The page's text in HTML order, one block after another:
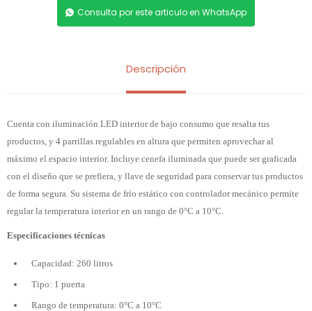
Consulta por este articulo en WhatsApp
Descripción
Cuenta con iluminación LED interior de bajo consumo que resalta tus
productos, y 4 parrillas regulables en altura que permiten aprovechar al
máximo el espacio interior. Incluye cenefa iluminada que puede ser graficada
con el diseño que se prefiera, y llave de seguridad para conservar tus productos
de forma segura. Su sistema de frío estático con controlador mecánico permite
regular la temperatura interior en un rango de 0°C a 10°C.
Especificaciones técnicas
Capacidad: 260 litros
Tipo: 1 puerta
Rango de temperatura: 0°C a 10°C